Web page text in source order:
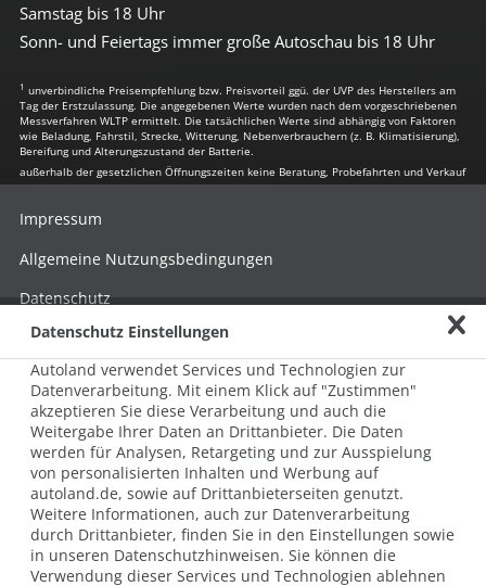
Samstag bis 18 Uhr
Sonn- und Feiertags immer große Autoschau bis 18 Uhr
1 unverbindliche Preisempfehlung bzw. Preisvorteil ggü. der UVP des Herstellers am
Tag der Erstzulassung. Die angegebenen Werte wurden nach dem vorgeschriebenen
Messverfahren WLTP ermittelt. Die tatsächlichen Werte sind abhängig von Faktoren
wie Beladung, Fahrstil, Strecke, Witterung, Nebenverbrauchern (z. B. Klimatisierung),
Bereifung und Alterungszustand der Batterie.
außerhalb der gesetzlichen Öffnungszeiten keine Beratung, Probefahrten und Verkauf
© 2026 AUTOLAND 24 SE & Co. Betriebs KG
Werner-von-Siemens-Str. 2, 06796 Brehna, Deutschland
Impressum
Allgemeine Nutzungsbedingungen
Datenschutz
Hinweisgebersystem nach HinSchG
Beschwerde nach LkSG
Grundsatzerklärung zum LkSG
Datenschutz Einstellungen
Autoland verwendet Services und Technologien zur
Datenverarbeitung. Mit einem Klick auf "Zustimmen"
akzeptieren Sie diese Verarbeitung und auch die
Weitergabe Ihrer Daten an Drittanbieter. Die Daten
werden für Analysen, Retargeting und zur Ausspielung
von personalisierten Inhalten und Werbung auf
autoland.de, sowie auf Drittanbieterseiten genutzt.
Weitere Informationen, auch zur Datenverarbeitung
durch Drittanbieter, finden Sie in den Einstellungen sowie
in unseren Datenschutzhinweisen. Sie können die
Verwendung dieser Services und Technologien ablehnen